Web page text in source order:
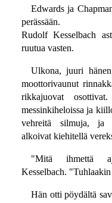
Edwards ja
perässään.
Rudolf Kesselbach
ruutua vasten.
Ulkona, juuri
moottorivaunut
rikkajuovat
messinkiheloissa ja
vehreitä silmuja, ja
alkoivat kiehitellä
"Mitä ihmettä
Kesselbach.
Hän otti pöydältä